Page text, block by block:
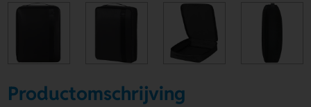
Productomschrijving